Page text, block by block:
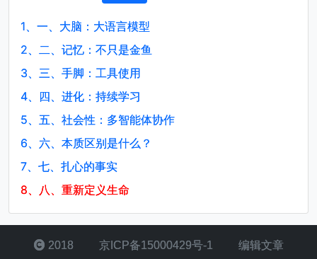
1、 一、大脑：大语言模型
2、 二、记忆：不只是金鱼
3、 三、手脚：工具使用
4、 四、进化：持续学习
5、 五、社会性：多智能体协作
6、 六、本质区别是什么？
7、 七、扎心的事实
8、 八、重新定义生命
2018 京ICP备15000429号-1 编辑文章